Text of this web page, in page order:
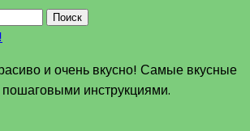
Поиск
и очень вкусно! Самые вкусные
инструкциями.